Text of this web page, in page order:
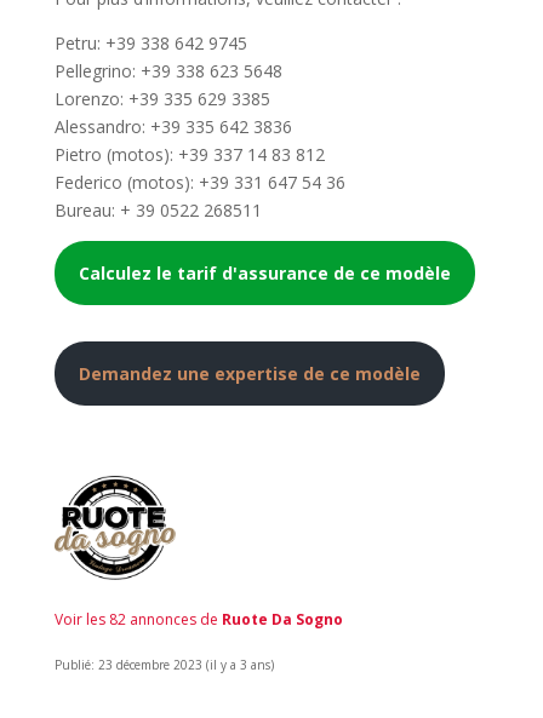
Petru: +39 338 642 9745
Pellegrino: +39 338 623 5648
Lorenzo: +39 335 629 3385
Alessandro: +39 335 642 3836
Pietro (motos): +39 337 14 83 812
Federico (motos): +39 331 647 54 36
Bureau: + 39 0522 268511
Calculez le tarif d'assurance de ce modèle
Demandez une expertise de ce modèle
Voir les 82 annonces de Ruote Da Sogno
Publié: 23 décembre 2023 (il y a 3 ans)